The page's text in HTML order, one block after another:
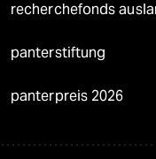
recherchefonds
panterstiftung
panterpreis 2026